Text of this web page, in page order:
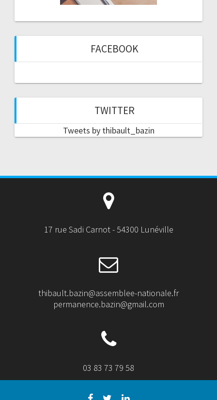
FACEBOOK
TWITTER
Tweets by thibault_bazin
17 rue Sadi Carnot - 54300 Lunéville
thibault.bazin@assemblee-nationale.fr
permanence.bazin@gmail.com
03 83 73 79 58